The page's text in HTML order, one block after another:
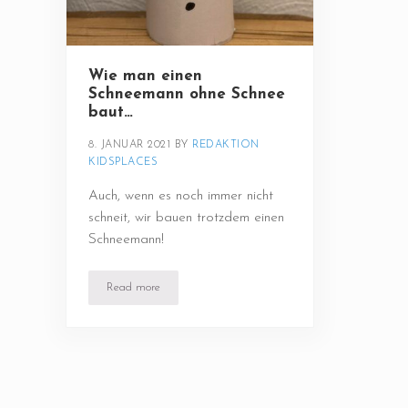
Wie man einen
Schneemann ohne Schnee
baut…
8. JANUAR 2021 BY REDAKTION
KIDSPLACES
Auch, wenn es noch immer nicht
schneit, wir bauen trotzdem einen
Schneemann!
Read moreWie man einen Schneemann ohne Schnee baut…